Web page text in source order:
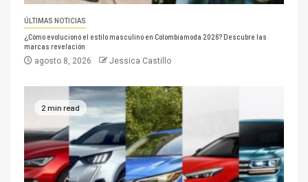
ÚLTIMAS NOTICIAS
¿Cómo evolucionó el estilo masculino en Colombiamoda 2026? Descubre las
marcas revelación
agosto 8, 2026 Jessica Castillo
2 min read